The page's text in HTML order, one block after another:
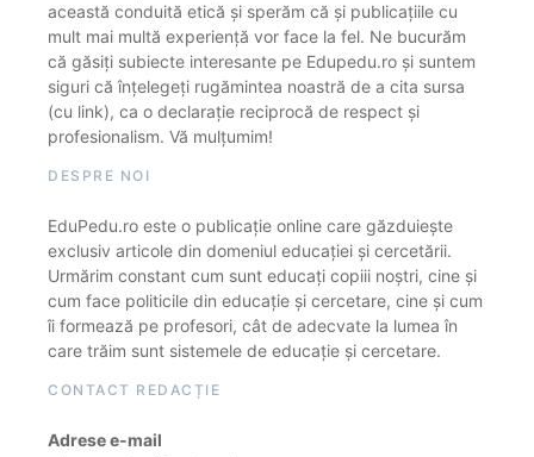
această conduită etică și sperăm că și publicațiile cu
mult mai multă experiență vor face la fel. Ne bucurăm
că găsiți subiecte interesante pe Edupedu.ro și suntem
siguri că înțelegeți rugămintea noastră de a cita sursa
(cu link), ca o declarație reciprocă de respect și
profesionalism. Vă mulțumim!
DESPRE NOI
EduPedu.ro este o publicație online care găzduiește
exclusiv articole din domeniul educației și cercetării.
Urmărim constant cum sunt educați copiii noștri, cine și
cum face politicile din educație și cercetare, cine și cum
îi formează pe profesori, cât de adecvate la lumea în
care trăim sunt sistemele de educație și cercetare.
CONTACT REDACȚIE
Adrese e-mail